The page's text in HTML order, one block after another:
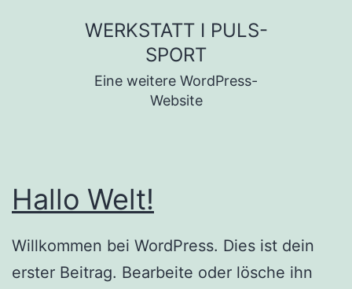
WERKSTATT I PULS-
SPORT
Eine weitere WordPress-
Website
Hallo Welt!
Willkommen bei WordPress. Dies ist dein
erster Beitrag. Bearbeite oder lösche ihn